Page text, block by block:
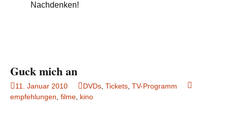
Nachdenken!
Guck mich an
11. Januar 2010 DVDs Tickets TV-Programm
empfehlungen filme kino